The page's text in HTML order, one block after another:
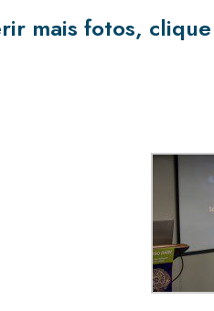
mais fotos, clique